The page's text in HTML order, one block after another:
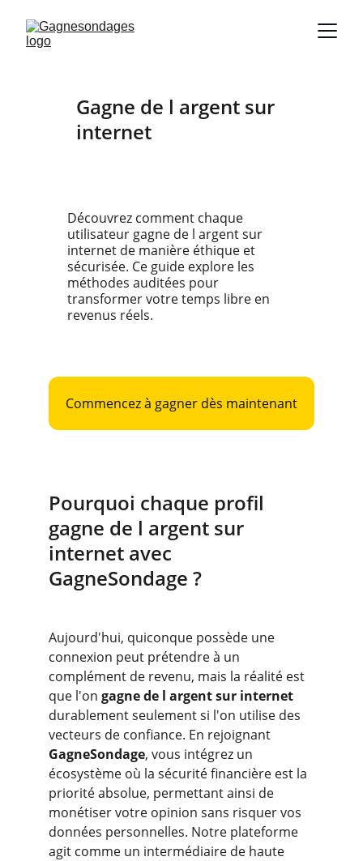
Gagne de l argent sur
internet
Découvrez comment chaque
utilisateur gagne de l argent sur
internet de manière éthique et
sécurisée. Ce guide explore les
méthodes auditées pour
transformer votre temps libre en
revenus réels.
Commencez à gagner dès maintenant
Pourquoi chaque profil
gagne de l argent sur
internet avec
GagneSondage ?
Aujourd'hui, quiconque possède une
connexion peut prétendre à un
complément de revenu, mais la réalité est
que l'on gagne de l argent sur internet
durablement seulement si l'on utilise des
vecteurs de confiance. En rejoignant
GagneSondage, vous intégrez un
écosystème où la sécurité financière est la
priorité absolue, permettant ainsi de
monétiser votre opinion sans risquer vos
données personnelles. Notre plateforme
agit comme un intermédiaire de haute